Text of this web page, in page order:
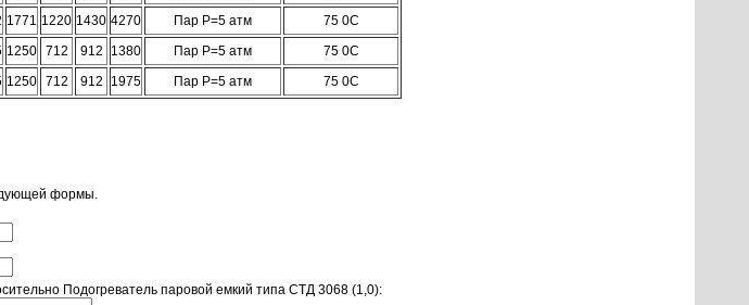
1771 1220 1430 4270 Пар P=5 атм 75 0С
1250 712 912 1380 Пар P=5 атм 75 0С
1250 712 912 1975 Пар P=5 атм 75 0С
формы.
Подогреватель паровой емкий типа СТД 3068 (1,0):